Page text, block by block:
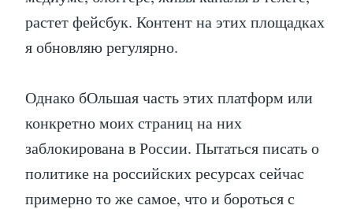
растет фейсбук. Контент на этих площадках
я обновляю регулярно.
Однако бОльшая часть этих платформ или
конкретно моих страниц на них
заблокирована в России. Пытаться писать о
политике на российских ресурсах сейчас
примерно то же самое, что и бороться с